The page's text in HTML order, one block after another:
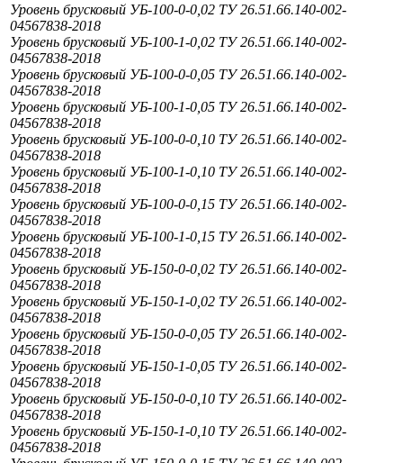
Уровень брусковый УБ-100-0-0,02 ТУ 26.51.66.140-002-
04567838-2018
Уровень брусковый УБ-100-1-0,02 ТУ 26.51.66.140-002-
04567838-2018
Уровень брусковый УБ-100-0-0,05 ТУ 26.51.66.140-002-
04567838-2018
Уровень брусковый УБ-100-1-0,05 ТУ 26.51.66.140-002-
04567838-2018
Уровень брусковый УБ-100-0-0,10 ТУ 26.51.66.140-002-
04567838-2018
Уровень брусковый УБ-100-1-0,10 ТУ 26.51.66.140-002-
04567838-2018
Уровень брусковый УБ-100-0-0,15 ТУ 26.51.66.140-002-
04567838-2018
Уровень брусковый УБ-100-1-0,15 ТУ 26.51.66.140-002-
04567838-2018
Уровень брусковый УБ-150-0-0,02 ТУ 26.51.66.140-002-
04567838-2018
Уровень брусковый УБ-150-1-0,02 ТУ 26.51.66.140-002-
04567838-2018
Уровень брусковый УБ-150-0-0,05 ТУ 26.51.66.140-002-
04567838-2018
Уровень брусковый УБ-150-1-0,05 ТУ 26.51.66.140-002-
04567838-2018
Уровень брусковый УБ-150-0-0,10 ТУ 26.51.66.140-002-
04567838-2018
Уровень брусковый УБ-150-1-0,10 ТУ 26.51.66.140-002-
04567838-2018